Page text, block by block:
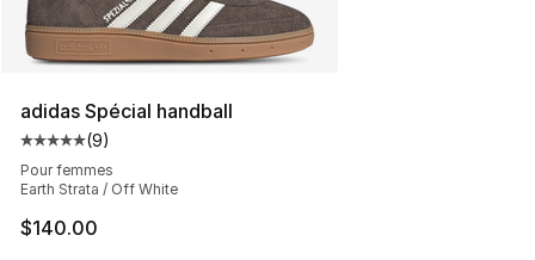
adidas Spécial handball
Cote moyenne du client - [5 sur 5 étoiles], 9
(9)
Pour femmes
Earth Strata / Off White
$140.00